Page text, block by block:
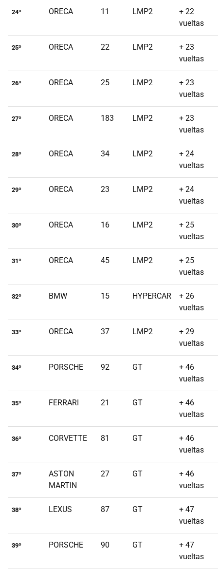
24º ORECA 11 LMP2
+ 22
vueltas
25º ORECA 22 LMP2
+ 23
vueltas
26º ORECA 25 LMP2
+ 23
vueltas
27º ORECA 183 LMP2
+ 23
vueltas
28º ORECA 34 LMP2
+ 24
vueltas
29º ORECA 23 LMP2
+ 24
vueltas
30º ORECA 16 LMP2
+ 25
vueltas
31º ORECA 45 LMP2
+ 25
vueltas
32º BMW 15 HYPERCAR
+ 26
vueltas
33º ORECA 37 LMP2
+ 29
vueltas
34º PORSCHE 92 GT
+ 46
vueltas
35º FERRARI 21 GT
+ 46
vueltas
36º CORVETTE 81 GT
+ 46
vueltas
37º
ASTON
MARTIN
27 GT
+ 46
vueltas
38º LEXUS 87 GT
+ 47
vueltas
39º PORSCHE 90 GT
+ 47
vueltas